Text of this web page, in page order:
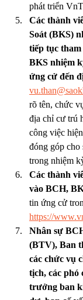
phát triển
Các thành
Soát (BKS)
tiếp tục
BKS nhiệm
ứng cử đến
rõ tên, chức
địa chỉ cư trú
công việc
đóng góp cho
trong nhiệm
Các thành
vào BCH,
tin ứng cử
https://
Nhân sự
(BTV), Ban
các chức vụ
tịch, các phó
trưởng ban